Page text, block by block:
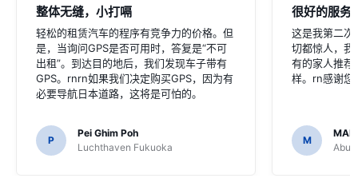
整体无缝，小打嗝
轻松的租赁汽车的程序有竞争力的价格。但
是，当询问GPS是否可用时，答复是“不可
出租”。到达目的地后，我们发现车子带有
GPS。rnrn如果我们决定购买GPS，因为有
必要导航日本道路，这将是可怕的。
P
Pei Ghim Poh
Luchthaven Fukuoka
很好的服务
这是我第二次
切都惊人，我
有的家人推荐
样。rn感谢您
M
Abu